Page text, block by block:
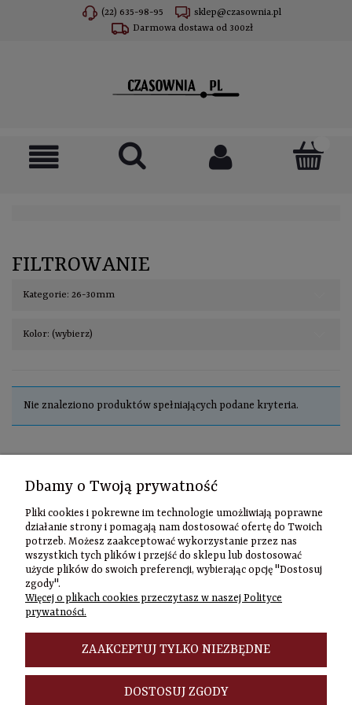
(22) 635-98-95
sklep@czasownia.pl
Darmowa dostawa od 300zł
FILTROWANIE
Kategorie: 26-30mm
Kolor: (wybierz)
Nie znaleziono produktów spełniających podane kryteria.
Szybki
kontakt
Zamówienia
al. Jana Pawła
Dbamy o Twoją prywatność
Pliki cookies i pokrewne im technologie umożliwiają poprawne
działanie strony i pomagają nam dostosować ofertę do Twoich
potrzeb. Możesz zaakceptować wykorzystanie przez nas
wszystkich tych plików i przejść do sklepu lub dostosować
użycie plików do swoich preferencji, wybierając opcję "Dostosuj
zgody".
Więcej o plikach cookies przeczytasz w naszej Polityce
prywatności.
ZAAKCEPTUJ TYLKO NIEZBĘDNE
DOSTOSUJ ZGODY